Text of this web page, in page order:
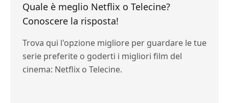
Quale è meglio Netflix o Telecine?
Conoscere la risposta!
Trova qui l'opzione migliore per guardare le tue
serie preferite o goderti i migliori film del
cinema: Netflix o Telecine.